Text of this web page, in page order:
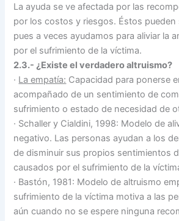
La ayuda se ve afectada por las
por los costos y riesgos. Éstos pueden
pues a veces ayudamos para aliviar la
por el sufrimiento de la víctima.
2.3.- ¿Existe el verdadero altruismo?
· La empatía: Capacidad para ponerse
acompañado de un sentimiento de
sufrimiento o estado de necesidad de
· Schaller y Cialdini, 1998: Modelo de
negativo. Las personas ayudan a los
de disminuir sus propios sentimientos
causados por el sufrimiento de la
· Bastón, 1981: Modelo de altruismo
sufrimiento de la víctima motiva a las
aún cuando no se espere ninguna